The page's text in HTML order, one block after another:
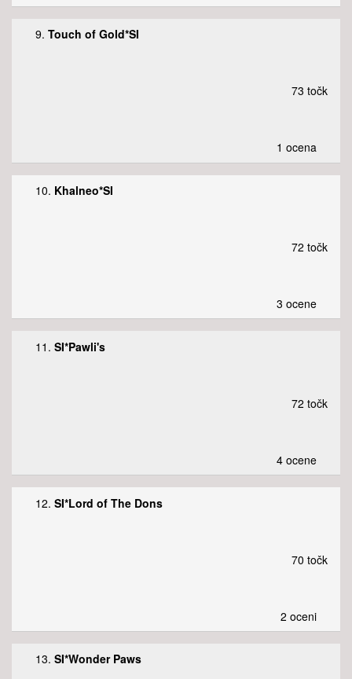
9.Touch of Gold*SI
73 točk
1 ocena
10. Khalneo*SI
72 točk
3 ocene
11.SI*Pawli's
72 točk
4 ocene
12.SI*Lord of The Dons
70 točk
2 oceni
13.SI*Wonder Paws